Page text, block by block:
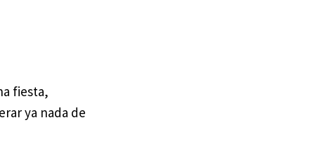
fiesta,
ya nada de